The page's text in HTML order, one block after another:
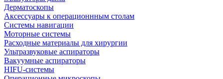
Дерматоскопы
Аксессуары к операционнным столам
Системы навигации
Моторные системы
Расходные материалы для хирургии
Ультразвуковые аспираторы
Вакуумные аспираторы
HIFU-системы